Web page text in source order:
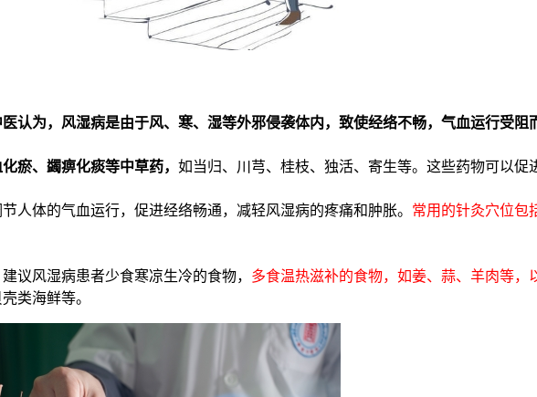
认为，风湿病是由于风、寒、湿等外邪侵袭体内，致使经络不畅，气血运行受阻
瘀、蠲痹化痰等中草药， 如当归、川芎、桂枝、独活、寄生等。这些药物可以促
人体的气血运行，促进经络畅通，减轻风湿病的疼痛和肿胀。 常用的针灸穴位包
建议风湿病患者少食寒凉生冷的食物， 多食温热滋补的食物，如姜、蒜、羊肉等，
类海鲜等。